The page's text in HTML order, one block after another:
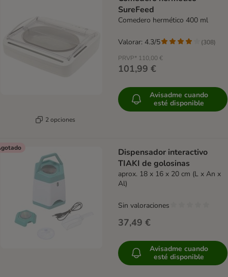
2 opciones
SureFeed
Comedero hermético 400 ml
PRVP* 110,00 €
101,99 €
Valorar: 4.3/5 (308)
Avisadme cuando
esté disponible
Dispensador interactivo
TIAKI de golosinas
aprox. 18 x 16 x 20 cm (L x An x
Al)
37,49 €
Sin valoraciones
Avisadme cuando
esté disponible